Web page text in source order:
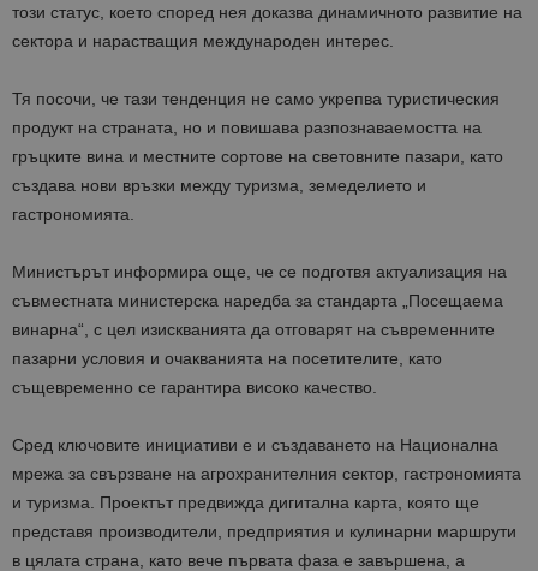
този статус, което според нея доказва динамичното развитие на
сектора и нарастващия международен интерес.
Тя посочи, че тази тенденция не само укрепва туристическия
продукт на страната, но и повишава разпознаваемостта на
гръцките вина и местните сортове на световните пазари, като
създава нови връзки между туризма, земеделието и
гастрономията.
Министърът информира още, че се подготвя актуализация на
съвместната министерска наредба за стандарта „Посещаема
винарна“, с цел изискванията да отговарят на съвременните
пазарни условия и очакванията на посетителите, като
същевременно се гарантира високо качество.
Сред ключовите инициативи е и създаването на Национална
мрежа за свързване на агрохранителния сектор, гастрономията
и туризма. Проектът предвижда дигитална карта, която ще
представя производители, предприятия и кулинарни маршрути
в цялата страна, като вече първата фаза е завършена, а